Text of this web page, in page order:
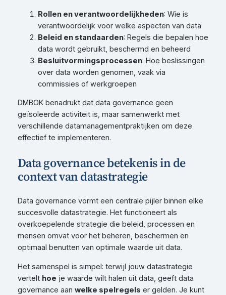
Rollen en verantwoordelijkheden: Wie is
verantwoordelijk voor welke aspecten van data
Beleid en standaarden: Regels die bepalen hoe
data wordt gebruikt, beschermd en beheerd
Besluitvormingsprocessen: Hoe beslissingen
over data worden genomen, vaak via
commissies of werkgroepen
DMBOK benadrukt dat data governance geen
geïsoleerde activiteit is, maar samenwerkt met
verschillende datamanagementpraktijken om deze
effectief te implementeren.
Data governance betekenis in de
context van datastrategie
Data governance vormt een centrale pijler binnen elke
succesvolle datastrategie. Het functioneert als
overkoepelende strategie die beleid, processen en
mensen omvat voor het beheren, beschermen en
optimaal benutten van optimale waarde uit data.
Het samenspel is simpel: terwijl jouw datastrategie
vertelt hoe je waarde wilt halen uit data, geeft data
governance aan welke spelregels er gelden. Je kunt